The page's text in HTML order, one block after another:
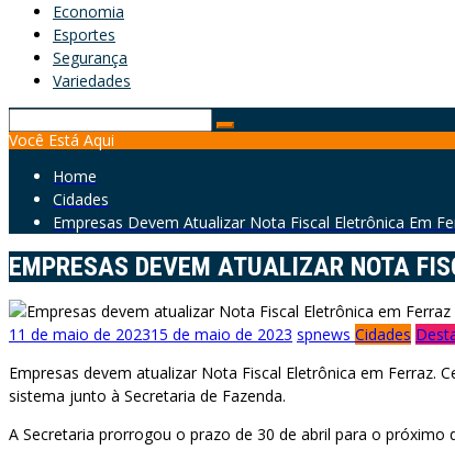
Economia
Esportes
Segurança
Variedades
for:
Você Está Aqui
Home
Cidades
Empresas Devem Atualizar Nota Fiscal Eletrônica Em
EMPRESAS DEVEM ATUALIZAR NOTA
11 de maio de 202315 de maio de 2023 spnews Cidades
Empresas devem atualizar Nota Fiscal Eletrônica em Ferraz.
sistema junto à Secretaria de Fazenda.
A Secretaria prorrogou o prazo de 30 de abril para o